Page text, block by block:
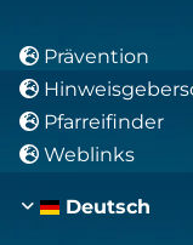
 Prävention

 Pfarreifinder
 Weblinks
Deutsch